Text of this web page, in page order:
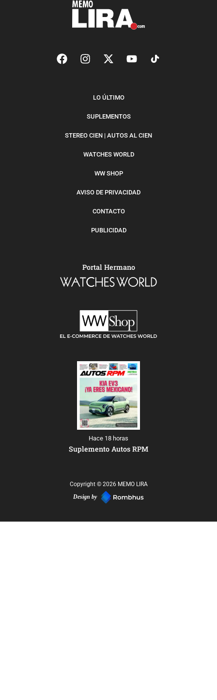
LO ÚLTIMO
SUPLEMENTOS
STEREO CIEN | AUTOS AL CIEN
WATCHES WORLD
WW SHOP
AVISO DE PRIVACIDAD
CONTACTO
PUBLICIDAD
Portal Hermano
Hace 18 horas
Suplemento Autos RPM
Copyright © 2026 MEMO LIRA
Design by